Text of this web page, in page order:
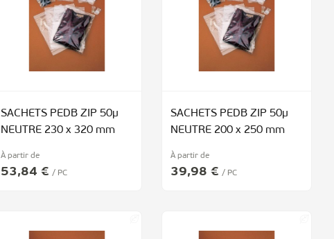
SACHETS PEDB ZIP 50µ
NEUTRE 230 x 320 mm
À partir de
53,84 € / PC
SACHETS PEDB ZIP 50µ
NEUTRE 200 x 250 mm
À partir de
39,98 € / PC